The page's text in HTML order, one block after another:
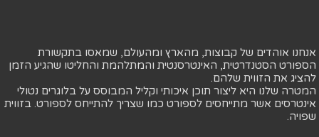
אנחנו אוהדים של קבוצות, מהארץ ומהעולם, שמאסו בתקשורת
הספורט הסטנדרטית, האינטרסנטית והמתלהמת והחליטו שהגיע הזמן
להציג את הזווית שלהם.
המטרה שלנו היא ליצור תוכן איכותי וקליל המבוסס על בלוגרים נטולי
אינטרסים אשר מתייחסים לספורט כמו שצריך להתייחס לספורט. בזווית
שפויה.